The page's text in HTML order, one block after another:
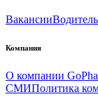
Вакансии
Компания
О компании
СМИПолитика